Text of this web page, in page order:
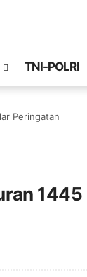
TNI-POLRI
Peringatan
1445